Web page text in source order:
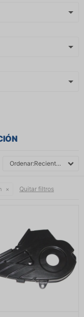
Recientes
Quitar filtros